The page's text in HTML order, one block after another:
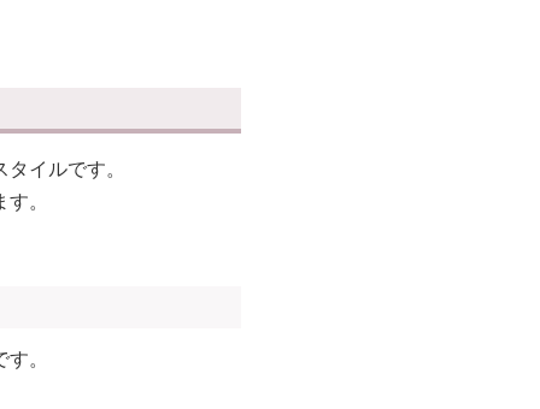
イルです。
。
。